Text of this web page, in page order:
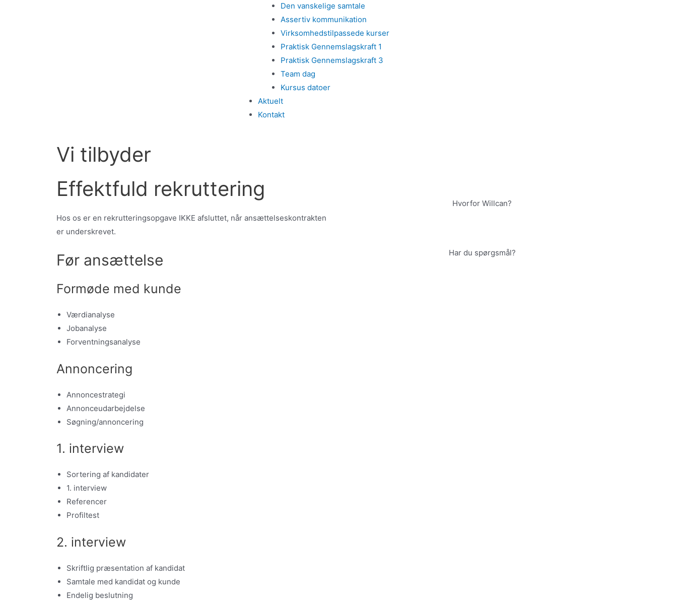
Den vanskelige samtale
Assertiv kommunikation
Virksomhedstilpassede kurser
Praktisk Gennemslagskraft 1
Praktisk Gennemslagskraft 3
Team dag
Kursus datoer
Aktuelt
Kontakt
Vi tilbyder
Effektfuld rekruttering
Hos os er en rekrutteringsopgave IKKE afsluttet, når ansættelseskontrakten
er underskrevet.
Før ansættelse
Formøde med kunde
Værdianalyse
Jobanalyse
Forventningsanalyse
Annoncering
Annoncestrategi
Annonceudarbejdelse
Søgning/annoncering
1. interview
Sortering af kandidater
1. interview
Referencer
Profiltest
2. interview
Skriftlig præsentation af kandidat
Samtale med kandidat og kunde
Endelig beslutning
Hvorfor Willcan?
Har du spørgsmål?